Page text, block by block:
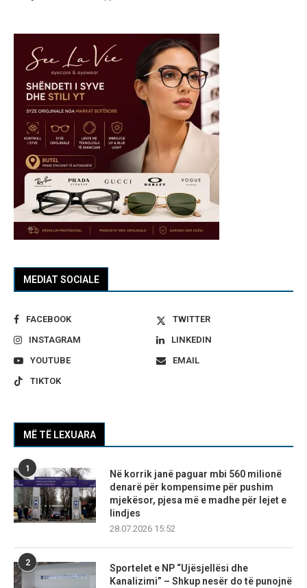
MEDIAT SOCIALE
FACEBOOK
TWITTER
INSTAGRAM
LINKEDIN
YOUTUBE
EMAIL
TIKTOK
MË TË LEXUARA
1
Në korrik janë paguar mbi 560 milionë
denarë për kompensime për pushim
mjekësor, pjesa më e madhe për lejet e
lindjes
28.07.2026 15:52
2
Sportelet e NP “Ujësjellësi dhe
Kanalizimi” – Shkup nesër do të punojnë